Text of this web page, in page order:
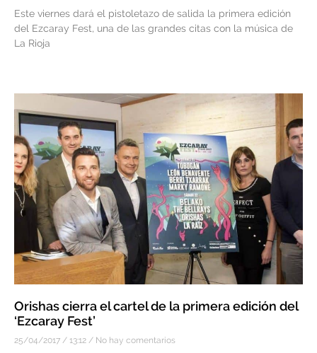
Este viernes dará el pistoletazo de salida la primera edición
del Ezcaray Fest, una de las grandes citas con la música de
La Rioja
Orishas cierra el cartel de la primera edición del
‘Ezcaray Fest’
25/04/2017 13:12 No hay comentarios